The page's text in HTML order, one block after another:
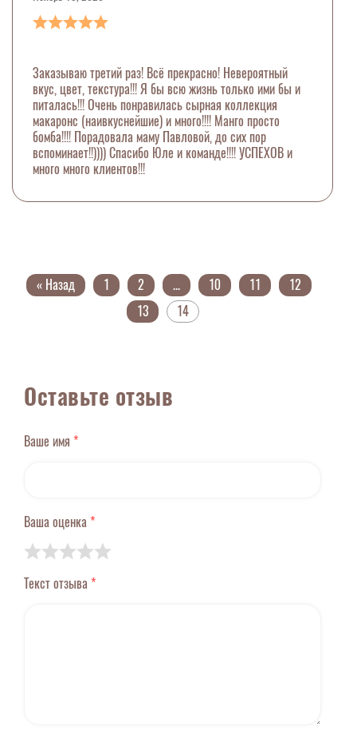
Заказываю третий раз! Всё прекрасно! Невероятный
вкус, цвет, текстура!!! Я бы всю жизнь только ими бы и
питалась!!! Очень понравилась сырная коллекция
макаронс (наивкуснейшие) и много!!!! Манго просто
бомба!!!! Порадовала маму Павловой, до сих пор
вспоминает!!)))) Спасибо Юле и команде!!!! УСПЕХОВ и
много много клиентов!!!
« Назад 1 2 ... 10 11
12
13
14
Оставьте отзыв
Ваше имя *
Ваша оценка *
Текст отзыва *